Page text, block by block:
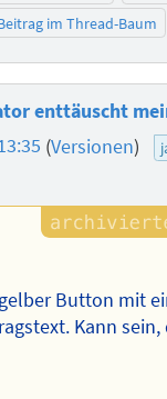
im Thread-Baum
enttäuscht
(Versionen)
Button mit
Kann sein,